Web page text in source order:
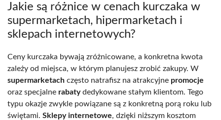
Jakie są różnice w cenach kurczaka w
supermarketach, hipermarketach i
sklepach internetowych?
Ceny kurczaka bywają zróżnicowane, a konkretna kwota
zależy od miejsca, w którym planujesz zrobić zakupy. W
supermarketach często natrafisz na atrakcyjne promocje
oraz specjalne rabatydedykowane stałym klientom. Tego
typu okazje zwykle powiązane są z konkretną porą roku lub
świętami. Sklepy internetowe, dzięki niższym kosztom